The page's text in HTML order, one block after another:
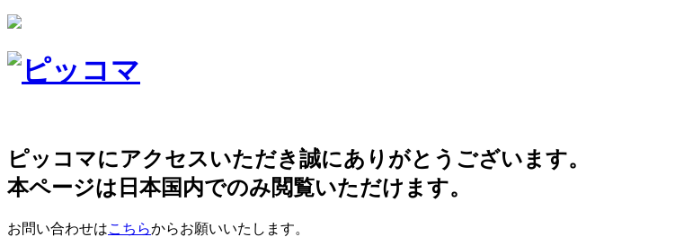
ピッコマにアクセスいただき誠にありがとうございます。
本ページは日本国内でのみ閲覧いただけます。
お問い合わせはこちらからお願いいたします。